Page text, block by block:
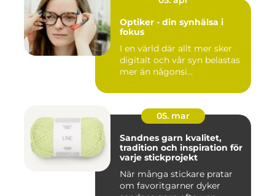
Optiker - din synhälsa i
fokus
I en värld där allt mer sker
digitalt och vår syn belastas
mer än någonsi...
05. mar
Sandnes garn kvalitet,
tradition och inspiration för
varje stickprojekt
När många stickare pratar
om favoritgarner dyker